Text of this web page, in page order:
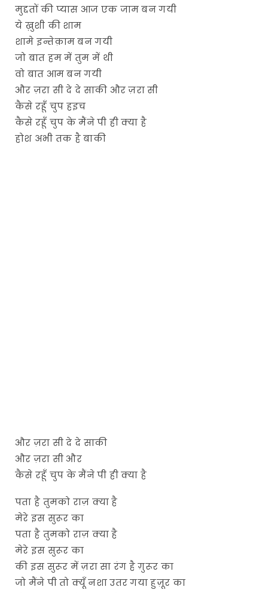
मुद्दतों की प्यास आज एक जाम बन गयी
ये ख़ुशी की शाम
शामे इन्तेक़ाम बन गयी
जो बात हम में तुम में थी
वो बात आम बन गयी
और ज़रा सी दे दे साकी और ज़रा सी
कैसे रहूँ चुप हइच
कैसे रहूँ चुप के मैंने पी ही क्या है
होश अभी तक है बाकी
और ज़रा सी दे दे साकी
और ज़रा सी और
कैसे रहूँ चुप के मैंने पी ही क्या है
पता है तुमको राज़ क्या है
मेरे इस सुरूर का
पता है तुमको राज़ क्या है
मेरे इस सुरूर का
की इस सुरूर में ज़रा सा रंग है ग़ुरूर का
जो मैंने पी तो क्यूँ नशा उतर गया हुज़ूर का